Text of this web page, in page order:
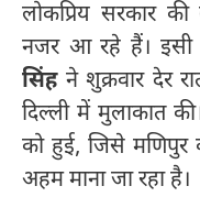
लोकप्रिय सरकार
नजर आ रहे हैं। इसी
सिंहने शुक्रवार देर
दिल्ली में मुलाकात
को हुई, जिसे मणिपुर
अहम माना जा रहा है।